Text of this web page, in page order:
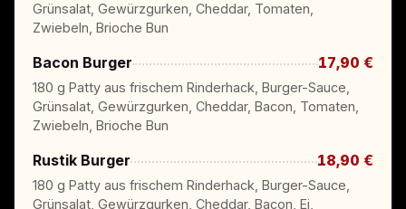
Grünsalat, Gewürzgurken, Cheddar, Tomaten,
Zwiebeln, Brioche Bun
Bacon Burger 17,90 €
180 g Patty aus frischem Rinderhack, Burger-Sauce,
Grünsalat, Gewürzgurken, Cheddar, Bacon, Tomaten,
Zwiebeln, Brioche Bun
Rustik Burger 18,90 €
180 g Patty aus frischem Rinderhack, Burger-Sauce,
Grünsalat, Gewürzgurken, Cheddar, Bacon, Ei,